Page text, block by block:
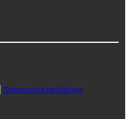
Datenschutzerklärung